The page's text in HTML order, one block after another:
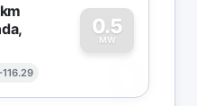
0.5
MW
0